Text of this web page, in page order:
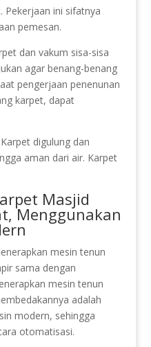
Pekerjaan ini sifatnya
pemesan.
dan vakum sisa-sisa
agar benang-benang
pengerjaan penenunan
karpet, dapat
digulung dan
aman dari air. Karpet
Masjid
Menggunakan
mesin tenun
sama dengan
mesin tenun
adalah
modern, sehingga
otomatisasi.